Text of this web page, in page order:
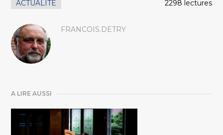
ACTUALITÉ 2298 lectures
FRANCOIS.DETRY
A LIRE AUSSI